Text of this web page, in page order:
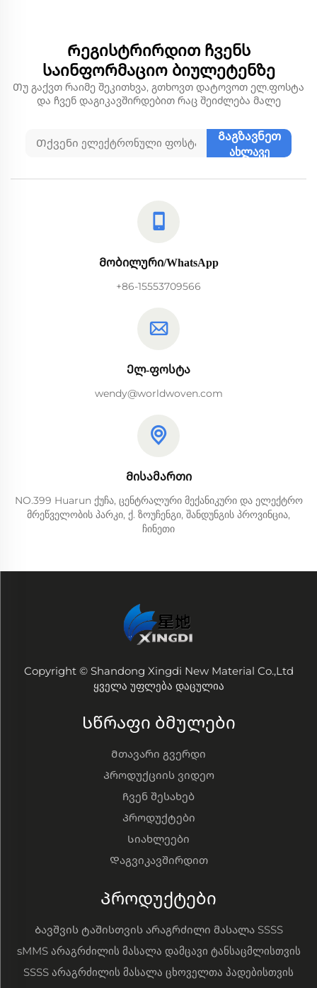
Რეგისტრირდით ჩვენს
საინფორმაციო ბიულეტენზე
Თუ გაქვთ რაიმე შეკითხვა, გთხოვთ დატოვოთ ელ.ფოსტა
და ჩვენ დაგიკავშირდებით რაც შეიძლება მალე
Გაგზავნეთ
ახლავე
Მობილური/WhatsApp
+86-15553709566
Ელ-ფოსტა
wendy@worldwoven.com
Მისამართი
NO.399 Huarun ქუჩა, ცენტრალური მექანიკური და ელექტრო
მრეწველობის პარკი, ქ. ზოუჩენგი, შანდუნგის პროვინცია,
ჩინეთი
Copyright © Shandong Xingdi New Material Co.,Ltd
ყველა უფლება დაცულია
Სწრაფი ბმულები
Მთავარი გვერდი
Პროდუქციის ვიდეო
Ჩვენ შესახებ
Პროდუქტები
Სიახლეები
Დაგვიკავშირდით
Პროდუქტები
Ბავშვის ტაშისთვის არაგრძილი მასალა SSSS
sMMS არაგრძილის მასალა დამცავი ტანსაცმლისთვის
SSSS არაგრძილის მასალა ცხოველთა პადებისთვის